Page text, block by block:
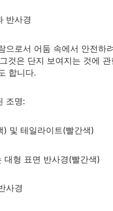
반사경
으로서 어둠 속에서 안전하
것은 단지 보여지는 것에
합니다.
조명:
) 및 테일라이트(빨간색)
대형 표면 반사경(빨간색)
사경